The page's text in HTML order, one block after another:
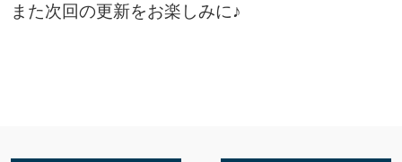
また次回の更新をお楽しみに♪